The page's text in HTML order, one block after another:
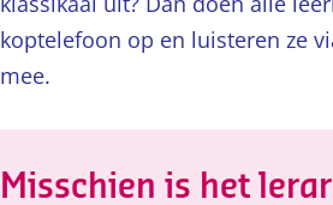
koptelefoon op en luisteren ze
mee.
Misschien is het